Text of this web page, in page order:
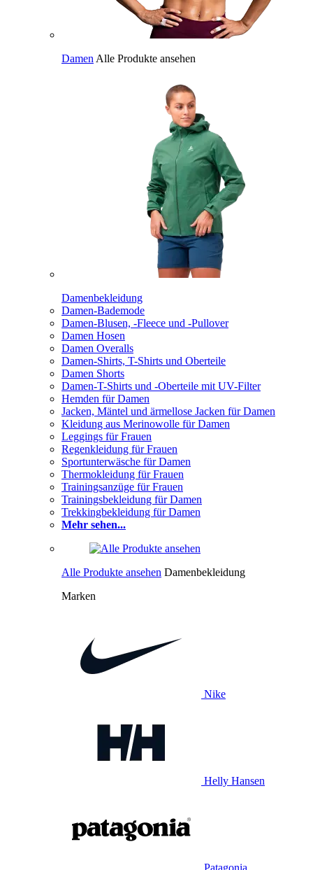
Damen Alle Produkte ansehen
Damenbekleidung
Damen-Bademode
Damen-Blusen, -Fleece und -Pullover
Damen Hosen
Damen Overalls
Damen-Shirts, T-Shirts und Oberteile
Damen Shorts
Damen-T-Shirts und -Oberteile mit UV-Filter
Hemden für Damen
Jacken, Mäntel und ärmellose Jacken für Damen
Kleidung aus Merinowolle für Damen
Leggings für Frauen
Regenkleidung für Frauen
Sportunterwäsche für Damen
Thermokleidung für Frauen
Trainingsanzüge für Frauen
Trainingsbekleidung für Damen
Trekkingbekleidung für Damen
Mehr sehen...
Alle Produkte ansehen Damenbekleidung
Marken
Nike
Helly Hansen
Patagonia